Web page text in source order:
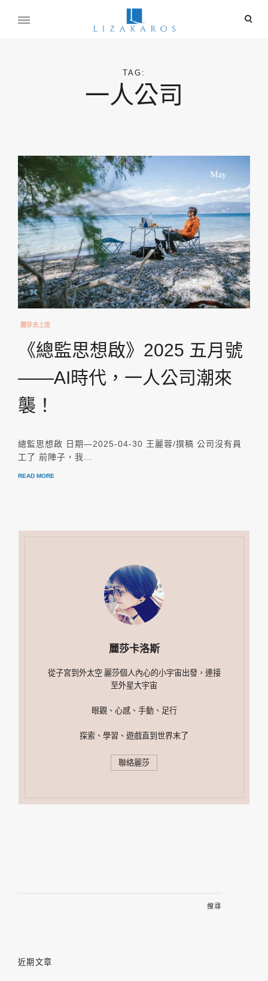
open
TAG:
一人公司
麗莎去上班
《總監思想啟》2025 五月號
——AI時代，一人公司潮來
襲！
總監思想啟 日期—2025-04-30 王麗蓉/撰稿 公司沒有員
工了 前陣子，我…
READ MORE
麗莎卡洛斯
從子宮到外太空 麗莎個人內心的小宇宙出發，連接
至外星大宇宙
眼觀、心感、手動、足行
探索、學習、遊戲直到世界末了
聯絡麗莎
近期文章